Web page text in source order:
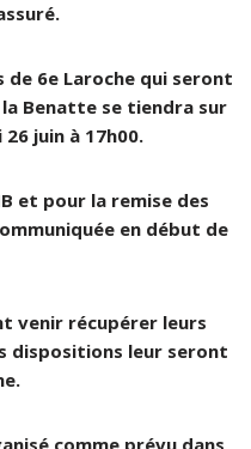
6e Laroche qui seront
Benatte se tiendra sur
juin à 17h00.
et pour la remise des
en début de
venir récupérer leurs
dispositions leur seront
comme prévu dans